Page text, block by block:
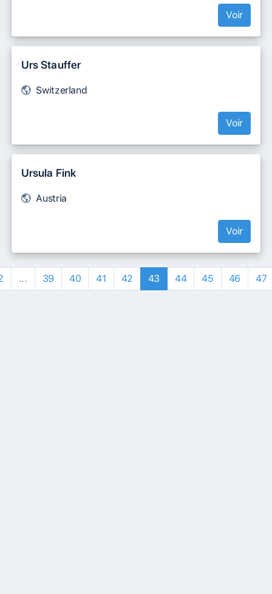
Voir
Urs Stauffer
Switzerland
Voir
Ursula Fink
Austria
Voir
... 39 40 41 42 43 44 45 46 47